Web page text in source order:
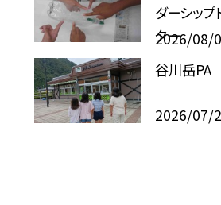
ダーシップ
ター
2026/08/
谷川岳PA
2026/07/